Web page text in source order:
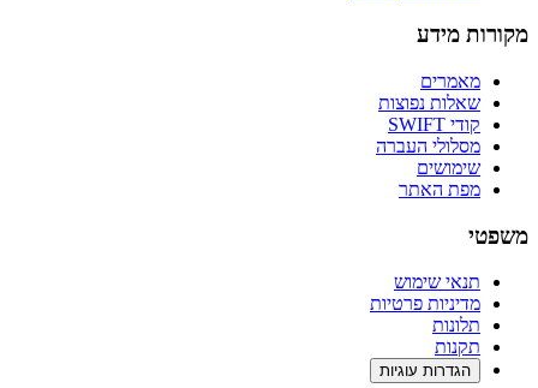
מקורות מידע
מאמרים
שאלות נפוצות
קודי SWIFT
מסלולי העברה
שימושים
מפת האתר
משפטי
תנאי שימוש
מדיניות פרטיות
תלונות
תקנות
הגדרות עוגיות